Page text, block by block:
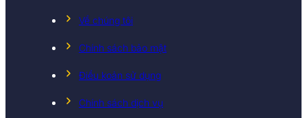
Về chúng tôi
Chính sách bảo mật
Điều koản sử dụng
Chính sách dịch vụ